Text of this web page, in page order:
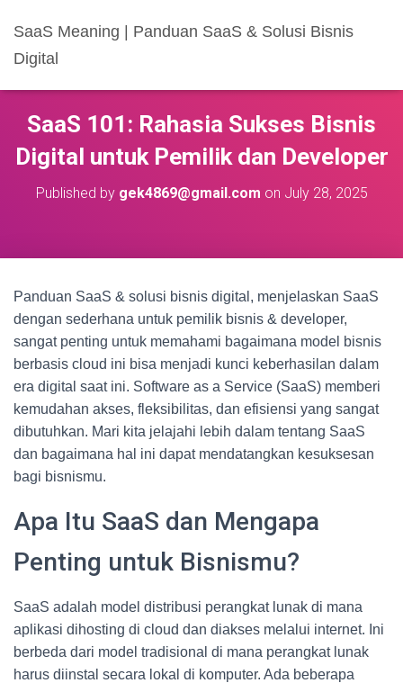
SaaS Meaning | Panduan SaaS & Solusi Bisnis
Digital
SaaS 101: Rahasia Sukses Bisnis
Digital untuk Pemilik dan Developer
Published by gek4869@gmail.com on July 28, 2025
Panduan SaaS & solusi bisnis digital, menjelaskan SaaS
dengan sederhana untuk pemilik bisnis & developer,
sangat penting untuk memahami bagaimana model bisnis
berbasis cloud ini bisa menjadi kunci keberhasilan dalam
era digital saat ini. Software as a Service (SaaS) memberi
kemudahan akses, fleksibilitas, dan efisiensi yang sangat
dibutuhkan. Mari kita jelajahi lebih dalam tentang SaaS
dan bagaimana hal ini dapat mendatangkan kesuksesan
bagi bisnismu.
Apa Itu SaaS dan Mengapa
Penting untuk Bisnismu?
SaaS adalah model distribusi perangkat lunak di mana
aplikasi dihosting di cloud dan diakses melalui internet. Ini
berbeda dari model tradisional di mana perangkat lunak
harus diinstal secara lokal di komputer. Ada beberapa